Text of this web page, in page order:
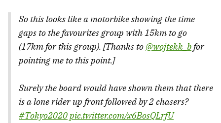
So this looks like a motorbike showing the time
gaps to the favourites group with 15km to go
(17km for this group). [Thanks to @wojtekk_bfor
pointing me to this point.]
Surely the board would have shown them that there
is a lone rider up front followed by 2 chasers?
#Tokyo2020pic.twitter.com/x6BosQLrfU